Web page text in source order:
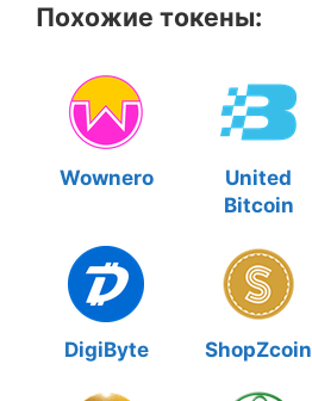
Похожие токены:
Wownero
United
Bitcoin
DigiByte ShopZcoin